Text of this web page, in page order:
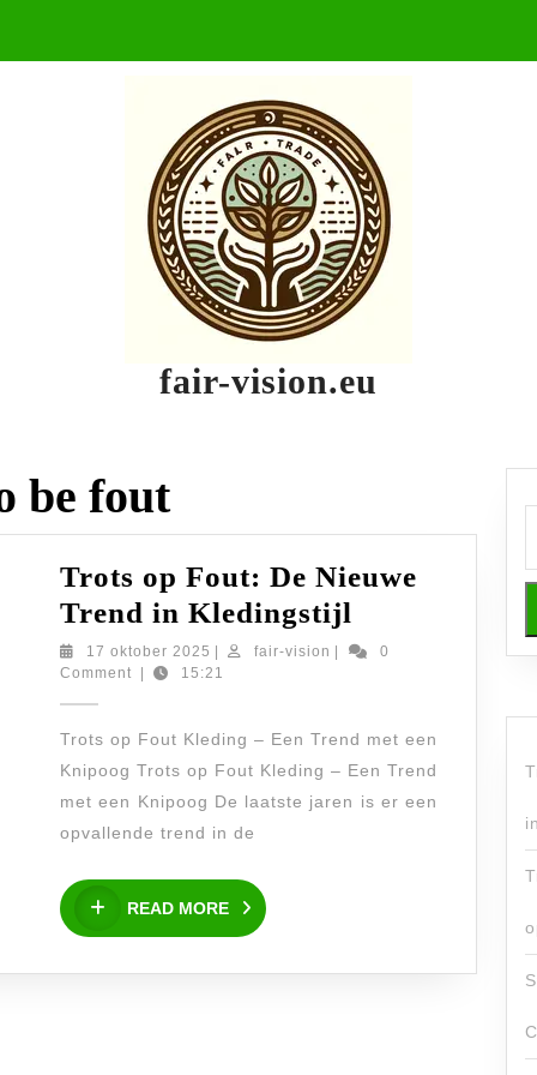
fair-vision.eu
be fout
Trots op Fout: De Nieuwe
Trend in Kledingstijl
op
Nieuwe
Trend
17 oktober 2025 17
oktober
fair-vision fair-
0
Comment
15:21
Trots op Fout Kleding – Een Trend met een
Knipoog Trots op Fout Kleding – Een Trend
met een Knipoog De laatste jaren is er een
opvallende trend in de
READ MORE
READ
MORE